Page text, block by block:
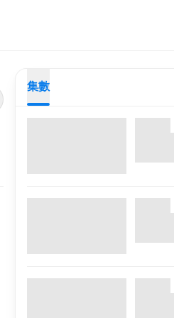
集數